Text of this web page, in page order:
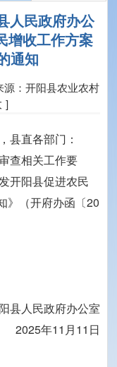
人民政府办公
增收工作方案
通知
源：开阳县农业农村
]
县直各部门：
查相关工作要
开阳县促进农民
》（开府办函〔20
县人民政府办公室
2025年11月11日